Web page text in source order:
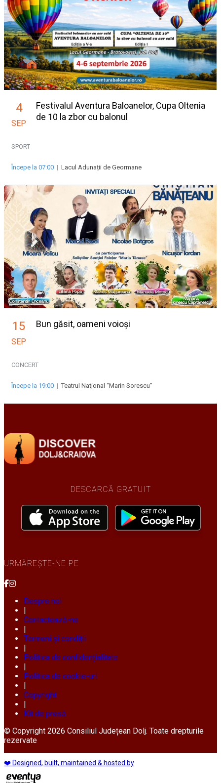
4
SEP
Festivalul Aventura Baloanelor, Cupa Oltenia
de 10 la zbor cu balonul
SPORT
Începe la 07:00 | Lacul Adunații de Geormane
15
SEP
Bun găsit, oameni voioși
CONCERT
Începe la 19:00 |Teatrul Naţional “Marin Sorescu”
DESCARCĂ GRATUIT
URMĂREȘTE-NE PE
Despre noi
|
Contactează-ne
|
Termeni și condiții
|
Politica de confidențialitate
|
Politica de cookie-uri
|
Copyright
|
Kit de presă
© Copyright 2026 Consiliul Județean Dolj. Toate drepturile
rezervate
❤️ Designed, built, maintained & hosted by